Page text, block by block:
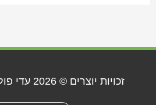
זכויות יוצרים © 2026 עדי